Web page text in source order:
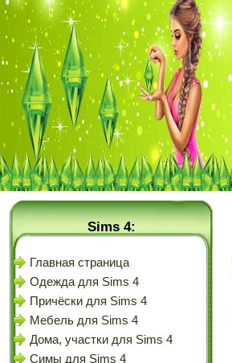
Sims 4:
Главная страница
Одежда для Sims 4
Причёски для Sims 4
Мебель для Sims 4
Дома, участки для Sims 4
Симы для Sims 4